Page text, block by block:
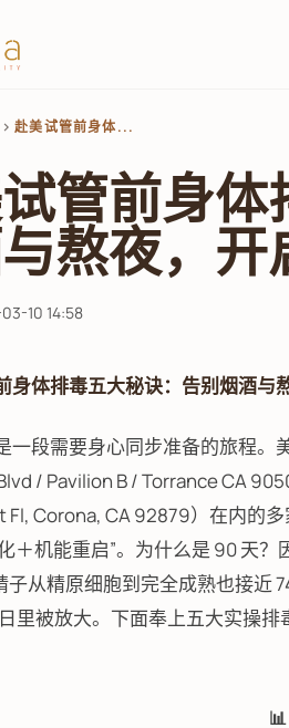
chevron_right赴美试管前身体...
管前身体
熬夜，开
10 14:58
身体排毒五大秘诀：告别烟酒与
一段需要身心同步准备的旅程。
/ Pavilion B / Torrance CA
Fl, Corona, CA 92879）在内的
＋机能重启”。为什么是 90 天
子从精原细胞到完全成熟也接近
里被放大。下面奉上五大实操